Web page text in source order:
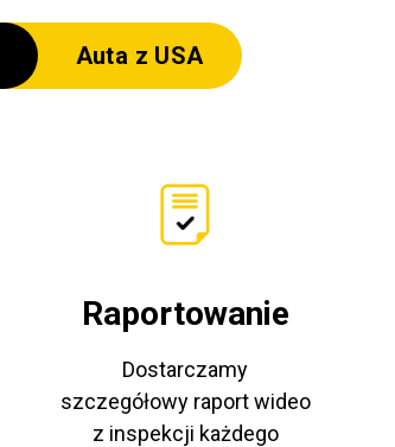
Auta z USA
Raportowanie
Dostarczamy
szczegółowy raport wideo
z inspekcji każdego